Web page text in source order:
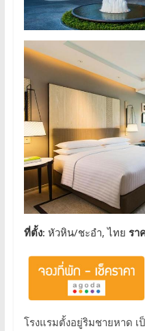
ที่ตั้ง: หัวหิน/ชะอำ, ไทย รา
โรงแรมตั้งอยู่ริมชายหาด